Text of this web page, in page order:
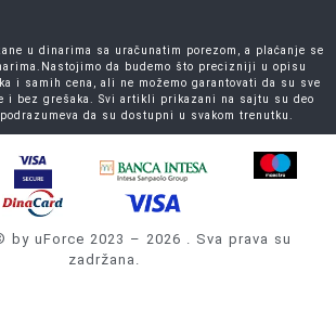
u dinarima sa uračunatim porezom, a plaćanje se
da budemo što precizniji u opisu
i samih cena, ali ne možemo garantovati da su sve
i bez grešaka. Svi artikli prikazani na sajtu su deo
da su dostupni u svakom trenutku.
by uForce 2023 – 2026 . Sva prava su
zadržana.